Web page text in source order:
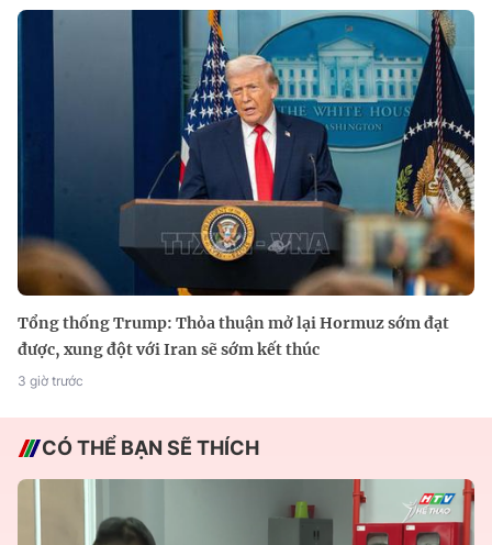
Tổng thống Trump: Thỏa thuận mở lại Hormuz sớm đạt
được, xung đột với Iran sẽ sớm kết thúc
3 giờ trước
CÓ THỂ BẠN SẼ THÍCH